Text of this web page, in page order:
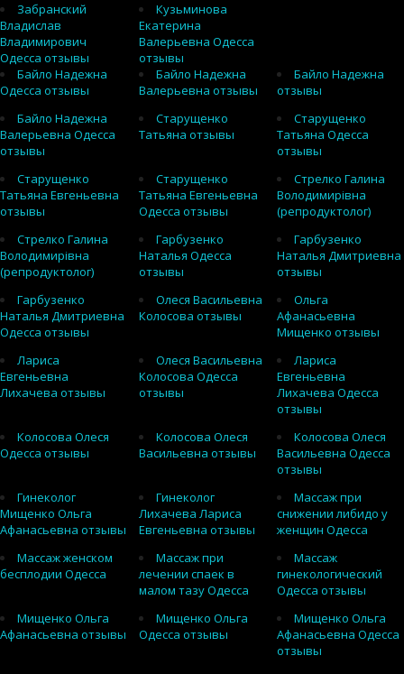
Забранский
Владислав
Владимирович
Одесса отзывы
Кузьминова
Екатерина
Валерьевна Одесса
отзывы
Байло Надежна
Одесса отзывы
Байло Надежна
Валерьевна отзывы
Байло Надежна
отзывы
Байло Надежна
Валерьевна Одесса
отзывы
Старущенко
Татьяна отзывы
Старущенко
Татьяна Одесса
отзывы
Старущенко
Татьяна Евгеньевна
отзывы
Старущенко
Татьяна Евгеньевна
Одесса отзывы
Стрелко Галина
Володимирівна
(репродуктолог)
Стрелко Галина
Володимирівна
(репродуктолог)
Гарбузенко
Наталья Одесса
отзывы
Гарбузенко
Наталья Дмитриевна
отзывы
Гарбузенко
Наталья Дмитриевна
Одесса отзывы
Олеся Васильевна
Колосова отзывы
Ольга
Афанасьевна
Мищенко отзывы
Лариса
Евгеньевна
Лихачева отзывы
Олеся Васильевна
Колосова Одесса
отзывы
Лариса
Евгеньевна
Лихачева Одесса
отзывы
Колосова Олеся
Одесса отзывы
Колосова Олеся
Васильевна отзывы
Колосова Олеся
Васильевна Одесса
отзывы
Гинеколог
Мищенко Ольга
Афанасьевна отзывы
Гинеколог
Лихачева Лариса
Евгеньевна отзывы
Массаж при
снижении либидо у
женщин Одесса
Массаж женском
бесплодии Одесса
Массаж при
лечении спаек в
малом тазу Одесса
Массаж
гинекологический
Одесса отзывы
Мищенко Ольга
Афанасьевна отзывы
Мищенко Ольга
Одесса отзывы
Мищенко Ольга
Афанасьевна Одесса
отзывы